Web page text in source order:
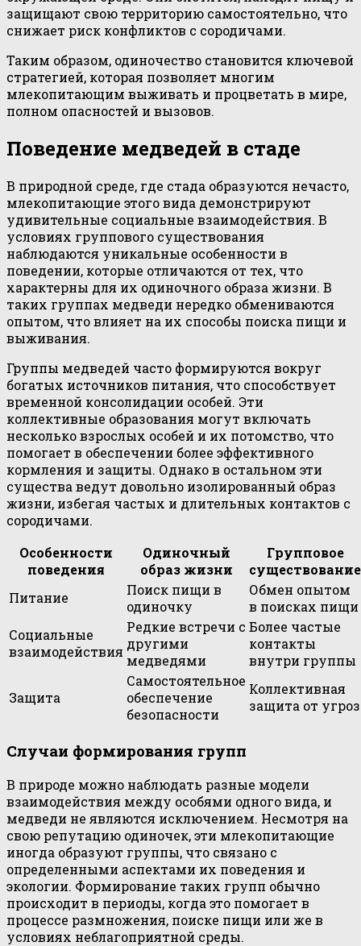
защищают свою территорию самостоятельно, что
снижает риск конфликтов с сородичами.
Таким образом, одиночество становится ключевой
стратегией, которая позволяет многим
млекопитающим выживать и процветать в мире,
полном опасностей и вызовов.
Поведение медведей в стаде
В природной среде, где стада образуются нечасто,
млекопитающие этого вида демонстрируют
удивительные социальные взаимодействия. В
условиях группового существования
наблюдаются уникальные особенности в
поведении, которые отличаются от тех, что
характерны для их одиночного образа жизни. В
таких группах медведи нередко обмениваются
опытом, что влияет на их способы поиска пищи и
выживания.
Группы медведей часто формируются вокруг
богатых источников питания, что способствует
временной консолидации особей. Эти
коллективные образования могут включать
несколько взрослых особей и их потомство, что
помогает в обеспечении более эффективного
кормления и защиты. Однако в остальном эти
существа ведут довольно изолированный образ
жизни, избегая частых и длительных контактов с
сородичами.
Особенности
поведения
Одиночный
образ жизни
Групповое
существование
Питание
Поиск пищи в
одиночку
Обмен опытом
в поисках пищи
Социальные
взаимодействия
Редкие встречи с
другими
медведями
Более частые
контакты
внутри группы
Защита
Самостоятельное
обеспечение
безопасности
Коллективная
защита от угроз
Случаи формирования групп
В природе можно наблюдать разные модели
взаимодействия между особями одного вида, и
медведи не являются исключением. Несмотря на
свою репутацию одиночек, эти млекопитающие
иногда образуют группы, что связано с
определенными аспектами их поведения и
экологии. Формирование таких групп обычно
происходит в периоды, когда это помогает в
процессе размножения, поиске пищи или же в
условиях неблагоприятной среды.